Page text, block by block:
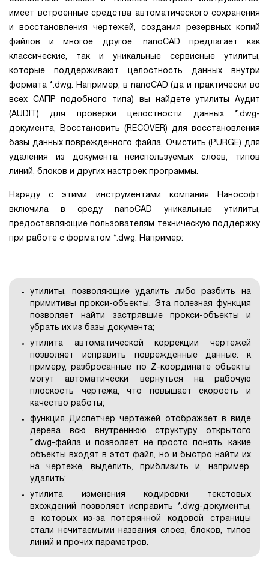
имеет встроенные средства автоматического сохранения
и восстановления чертежей, создания резервных копий
файлов и многое другое. nanoCAD предлагает как
классические, так и уникальные сервисные утилиты,
которые поддерживают целостность данных внутри
формата *.dwg. Например, в nanoCAD (да и практически во
всех САПР подобного типа) вы найдете утилиты Аудит
(AUDIT) для проверки целостности данных *.dwg-
документа, Восстановить (RECOVER) для восстановления
базы данных поврежденного файла, Очистить (PURGE) для
удаления из документа неиспользуемых слоев, типов
линий, блоков и других настроек программы.
Наряду с этими инструментами компания Нанософт
включила в среду nanoCAD уникальные утилиты,
предоставляющие пользователям техническую поддержку
при работе с форматом *.dwg. Например:
утилиты, позволяющие удалить либо разбить на
примитивы прокси-объекты. Эта полезная функция
позволяет найти застрявшие прокси-объекты и
убрать их из базы документа;
утилита автоматической коррекции чертежей
позволяет исправить поврежденные данные: к
примеру, разбросанные по Z-координате объекты
могут автоматически вернуться на рабочую
плоскость чертежа, что повышает скорость и
качество работы;
функция Диспетчер чертежей отображает в виде
дерева всю внутреннюю структуру открытого
*.dwg-файла и позволяет не просто понять, какие
объекты входят в этот файл, но и быстро найти их
на чертеже, выделить, приблизить и, например,
удалить;
утилита изменения кодировки текстовых
вхождений позволяет исправить *.dwg-документы,
в которых из-за потерянной кодовой страницы
стали нечитаемыми названия слоев, блоков, типов
линий и прочих параметров.